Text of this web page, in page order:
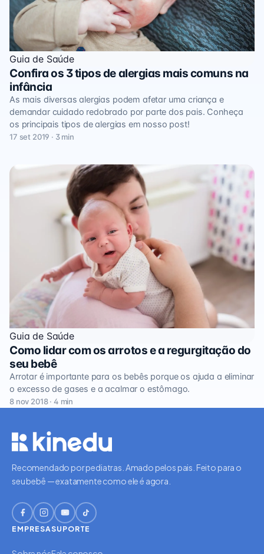
Guia de Saúde
Confira os 3 tipos de alergias mais comuns na
infância
As mais diversas alergias podem afetar uma criança e
demandar cuidado redobrado por parte dos pais. Conheça
os principais tipos de alergias em nosso post!
17 set 2019 · 3 min
Guia de Saúde
Como lidar com os arrotos e a regurgitação do
seu bebê
Arrotar é importante para os bebês porque os ajuda a eliminar
o excesso de gases e a acalmar o estômago.
8 nov 2018 · 4 min
Recomendado por pediatras. Amado pelos pais. Feito para o
seu bebê — exatamente como ele é agora.
EMPRESASUPORTE